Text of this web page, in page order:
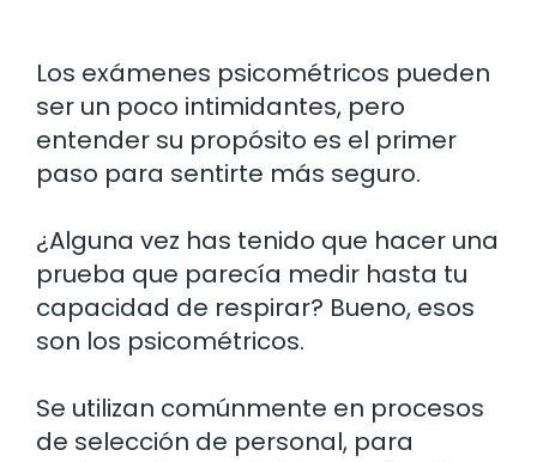
Los exámenes psicométricos pueden
ser un poco intimidantes, pero
entender su propósito es el primer
paso para sentirte más seguro.
¿Alguna vez has tenido que hacer una
prueba que parecía medir hasta tu
capacidad de respirar? Bueno, esos
son los psicométricos.
Se utilizan comúnmente en procesos
de selección de personal, para